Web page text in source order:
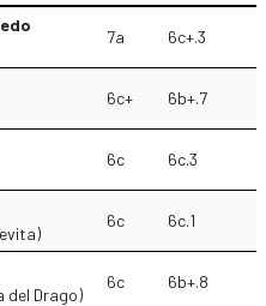
7a 6c+.3
6c+ 6b+.7
6c 6c.3
6c 6c.1
del Drago)
6c 6b+.8